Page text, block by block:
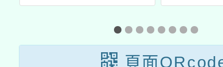
次團員甄選簡章
目《
供免
頁面